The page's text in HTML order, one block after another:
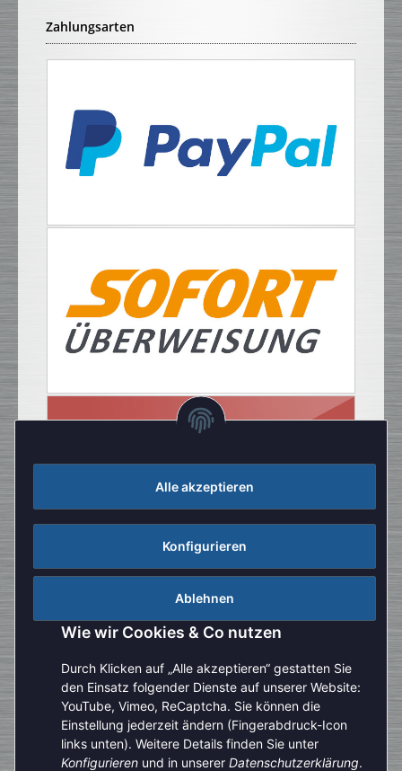
Alle akzeptieren
Konfigurieren
Ablehnen
Wie wir Cookies & Co nutzen
Durch Klicken auf „Alle akzeptieren“ gestatten Sie
den Einsatz folgender Dienste auf unserer Website:
YouTube, Vimeo, ReCaptcha. Sie können die
Einstellung jederzeit ändern (Fingerabdruck-Icon
links unten). Weitere Details finden Sie unter
Konfigurieren und in unserer Datenschutzerklärung.
Aufgrund der Urlaubszeit kann es aktuell zu verlängerten
Bearbeitungszeiten kommen. Bitte beachten Sie außerdem,
Zahlungsarten
Vertrag widerrufen